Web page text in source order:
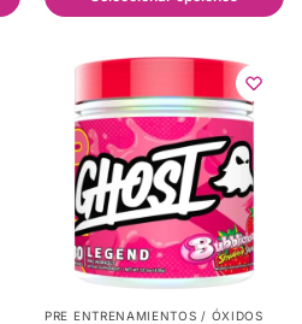
PRE ENTRENAMIENTOS / ÓXIDOS